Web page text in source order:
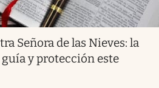
Señora de las Nieves: la
y protección este